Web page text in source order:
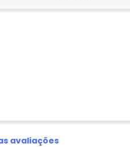
avaliações